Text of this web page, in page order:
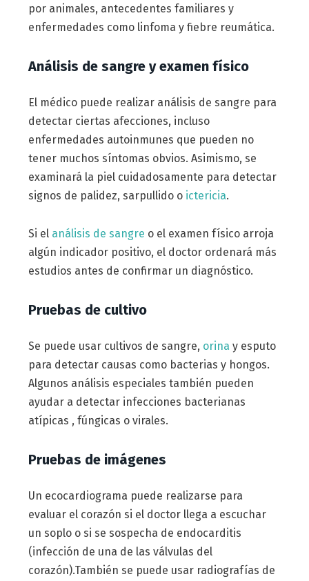
por animales, antecedentes familiares y
enfermedades como linfoma y fiebre reumática.
Análisis de sangre y examen físico
El médico puede realizar análisis de sangre para
detectar ciertas afecciones, incluso
enfermedades autoinmunes que pueden no
tener muchos síntomas obvios. Asimismo, se
examinará la piel cuidadosamente para detectar
signos de palidez, sarpullido o ictericia.
Si el análisis de sangre o el examen físico arroja
algún indicador positivo, el doctor ordenará más
estudios antes de confirmar un diagnóstico.
Pruebas de cultivo
Se puede usar cultivos de sangre, orina y esputo
para detectar causas como bacterias y hongos.
Algunos análisis especiales también pueden
ayudar a detectar infecciones bacterianas
atípicas , fúngicas o virales.
Pruebas de imágenes
Un ecocardiograma puede realizarse para
evaluar el corazón si el doctor llega a escuchar
un soplo o si se sospecha de endocarditis
(infección de una de las válvulas del
corazón).También se puede usar radiografías de